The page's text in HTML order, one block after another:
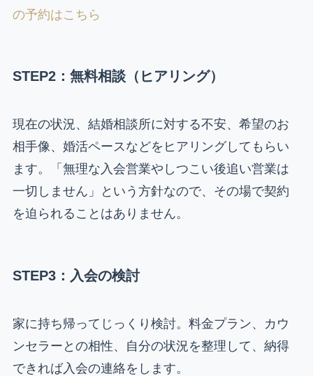
の予約はこちら
STEP2：無料相談（ヒアリング）
現在の状況、結婚相談所に対する不安、希望のお
相手像、婚活ペースなどをヒアリングしてもらい
ます。「無理な入会営業やしつこい後追い営業は
一切しません」という方針なので、その場で契約
を迫られることはありません。
STEP3：入会の検討
家に持ち帰ってじっくり検討。料金プラン、カウ
ンセラーとの相性、自分の状況を整理して、納得
できれば入会の連絡をします。